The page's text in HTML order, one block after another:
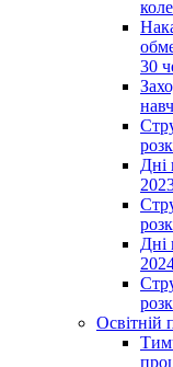
30
Дні
Дні
Освітній